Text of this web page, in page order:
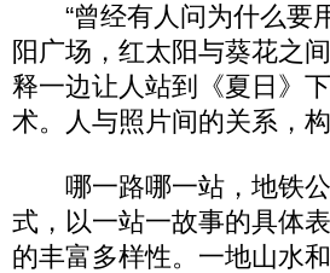
“曾经有人问为什么要
阳广场，红太阳与葵花之
释一边让人站到《夏日》
术。人与照片间的关系，
哪一路哪一站，地铁公
式，以一站一故事的具体
的丰富多样性。一地山水